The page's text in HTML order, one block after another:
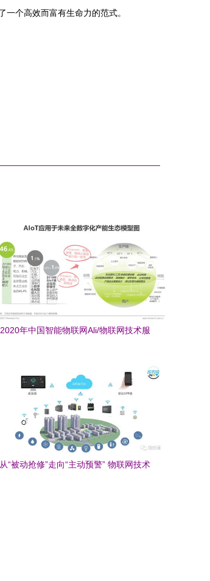
个高效而富有生命力的范式。
2020年中国智能物联网Ali/物联网技术服
从“被动抢修”走向“主动预警” 物联网技术